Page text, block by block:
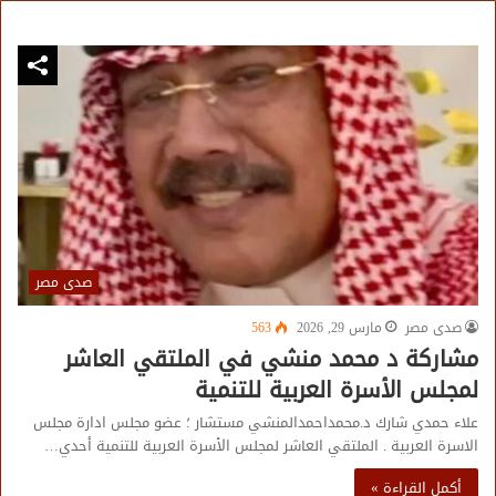
صدى مصر
صدى مصر
مارس 29, 2026 563
مشاركة د محمد منشي في الملتقي العاشر
لمجلس الأسرة العربية للتنمية
علاء حمدي شارك د.محمداحمدالمنشي مستشار ؛ عضو مجلس ادارة مجلس
الاسرة العربية . الملتقي العاشر لمجلس الأسرة العربية للتنمية أحدي…
أكمل القراءة »